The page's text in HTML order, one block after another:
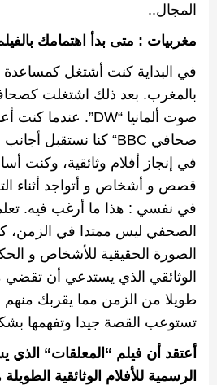
المجال..
مغربيات : متى بدأ اهتمامك
في البداية كنت أشتغل
بالمغرب. بعد ذلك اشتغلت
صوت ألمانيا “DW”.
عندما كنت
صحافي “‬BBC كنا نستقبل أجانب
في إنجاز أفلام وثائقية، وكنت
قصص و أشخاص و أتواجد أثناء
في نفسي : هذا ما أرغب فيه.
الصحفي ليس ممتدا في الزمن،
الصورة الحقيقية للأشخاص و
الوثائقي الذي يستدعي أن تقضي
طويلا من الزمن مما يقربك منهم
تستوعب القصة جيدا وتفهمها
أعتقد أن فيلم “ المعلقات“ الذي
الرسمية للأفلام الوثائقية